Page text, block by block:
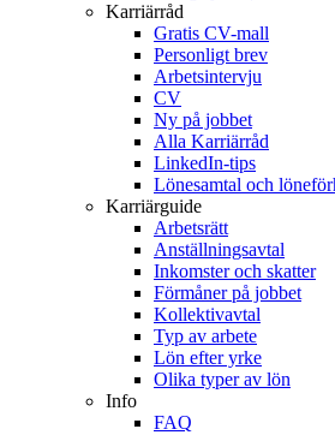
Karriärråd
Gratis CV-mall
Personligt brev
Arbetsintervju
CV
Ny på jobbet
Alla Karriärråd
LinkedIn-tips
Lönesamtal och
Karriärguide
Arbetsrätt
Anställningsavtal
Inkomster och skatter
Förmåner på jobbet
Kollektivavtal
Typ av arbete
Lön efter yrke
Olika typer av lön
Info
FAQ